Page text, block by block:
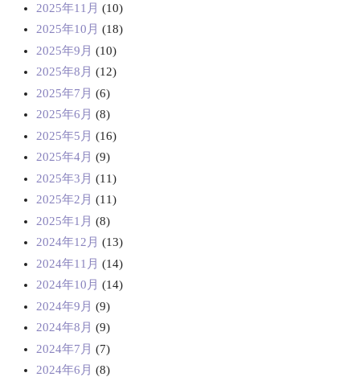
2025年11月 (10)
2025年10月 (18)
2025年9月 (10)
2025年8月 (12)
2025年7月 (6)
2025年6月 (8)
2025年5月 (16)
2025年4月 (9)
2025年3月 (11)
2025年2月 (11)
2025年1月 (8)
2024年12月 (13)
2024年11月 (14)
2024年10月 (14)
2024年9月 (9)
2024年8月 (9)
2024年7月 (7)
2024年6月 (8)